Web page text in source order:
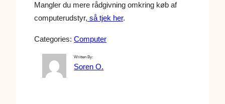
Mangler du mere rådgivning omkring køb af
computerudstyr, så tjek her.
Categories: Computer
Written By:
Soren O.